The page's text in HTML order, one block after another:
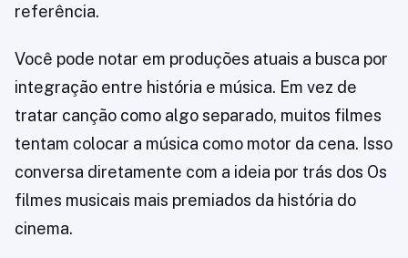
referência.
Você pode notar em produções atuais a busca por
integração entre história e música. Em vez de
tratar canção como algo separado, muitos filmes
tentam colocar a música como motor da cena. Isso
conversa diretamente com a ideia por trás dos Os
filmes musicais mais premiados da história do
cinema.